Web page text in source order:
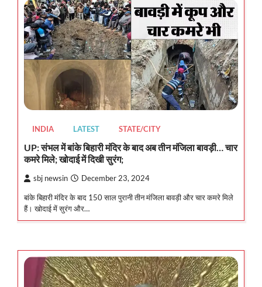
INDIA LATEST STATE/CITY
UP: संभल में बांके बिहारी मंदिर के बाद अब तीन मंजिला बावड़ी… चार
कमरे मिले; खोदाई में दिखी सुरंग;
sbj newsin December 23, 2024
बांके बिहारी मंदिर के बाद 150 साल पुरानी तीन मंजिला बावड़ी और चार कमरे मिले
हैं। खोदाई में सुरंग और…